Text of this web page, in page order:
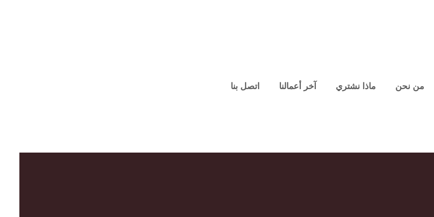
من نحن ماذا نشتري آخر أعمالنا اتصل بنا